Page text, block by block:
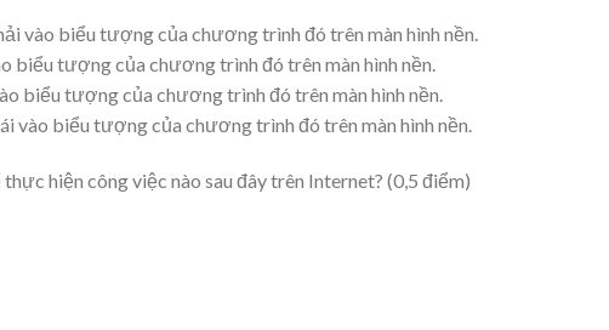
vào biểu tượng của chương trình đó trên màn hình nền.
biểu tượng của chương trình đó trên màn hình nền.
biểu tượng của chương trình đó trên màn hình nền.
vào biểu tượng của chương trình đó trên màn hình nền.
thực hiện công việc nào sau đây trên Internet? (0,5 điểm)